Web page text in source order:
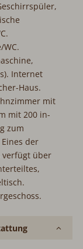
Zur
erlaubt.
Zugang zum
der beiden
ein, durch
mit
in der